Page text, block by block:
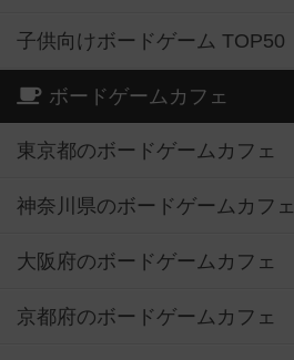
子供向けボードゲーム TOP50
ボードゲームカフェ
東京都のボードゲームカフェ
神奈川県のボードゲームカフェ
大阪府のボードゲームカフェ
京都府のボードゲームカフェ